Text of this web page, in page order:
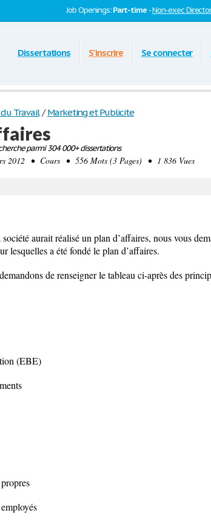
Job Openings:Part-time -Non-exec
Dissertations S'inscrire Se connecter
Travail / Marketing et Publicite
parmi 304 000+ dissertations
2012 • Cours • 556 Mots (3 Pages) • 1 836 Vues
aurait réalisé un plan d’affaires, nous vous
lesquelles a été fondé le plan d’affaires.
de renseigner le tableau ci-après des
(EBE)